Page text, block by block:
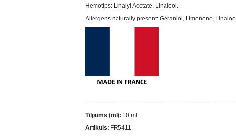
Hemotips: Linalyl Acetate, Linalool.
Allergens naturally present: Geraniol, Limonene, Linalool
Tilpums (ml): 10 ml
Artikuls: FR5411